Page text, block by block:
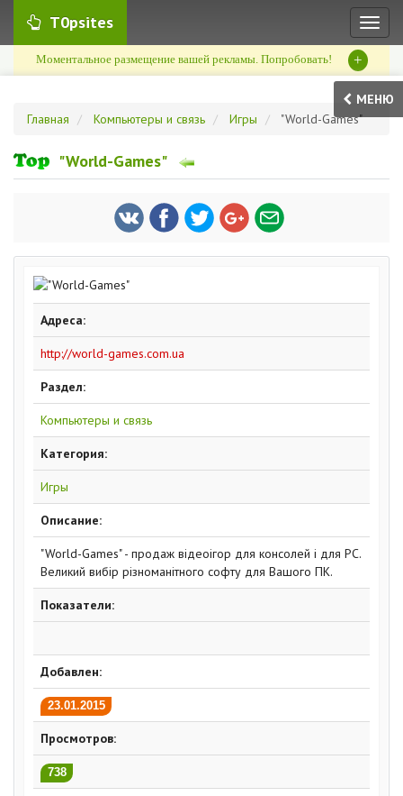
T0psites
Моментальное размещение вашей рекламы. Попробовать! +
МЕНЮ
Главная
Компьютеры и связь Игры "World-Games"
"World-Games"
Адреса:
http://world-games.com.ua
Раздел:
Компьютеры и связь
Категория:
Игры
Описание:
"World-Games" - продаж відеоігор для консолей і для PC.
Великий вибір різноманітного софту для Вашого ПК.
Показатели:
Добавлен:
23.01.2015
Просмотров:
738